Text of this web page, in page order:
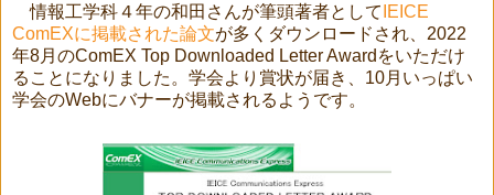
情報工学科４年の和田さんが筆頭著者として IEICE
ComEXに掲載された論文が多くダウンロードされ、2022
年8月のComEX Top Downloaded Letter Awardをいただけ
ることになりました。学会より賞状が届き、10月いっぱい
学会のWebにバナーが掲載されるようです。